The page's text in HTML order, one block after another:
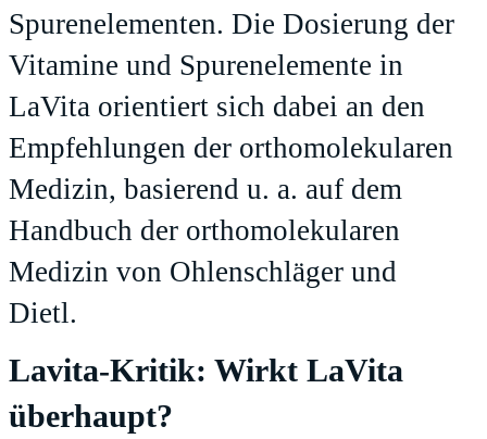
Spurenelementen. Die Dosierung der
Vitamine und Spurenelemente in
LaVita orientiert sich dabei an den
Empfehlungen der orthomolekularen
Medizin, basierend u. a. auf dem
Handbuch der orthomolekularen
Medizin von Ohlenschläger und
Dietl.
Lavita-Kritik: Wirkt LaVita
überhaupt?